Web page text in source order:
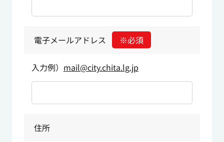
電子メールアドレス ※必須
入力例） mail@city.chita.lg.jp
住所